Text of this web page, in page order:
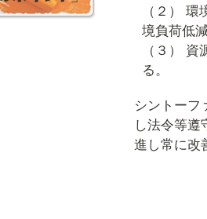
（２）
境負荷低
（３）
る。
シントーフ
し法令等遵
進し常に改